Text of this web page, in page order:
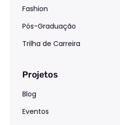
Fashion
Pós-Graduação
Trilha de Carreira
Projetos
Blog
Eventos